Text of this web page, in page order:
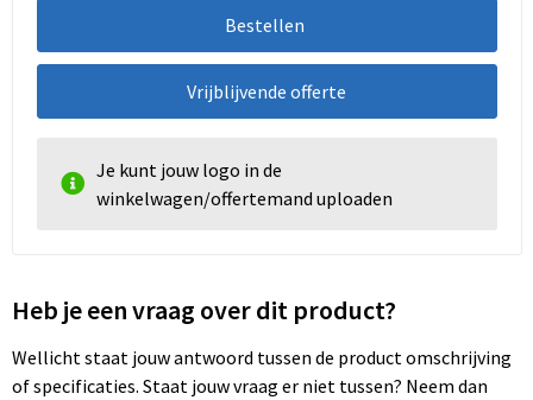
Bestellen
Vrijblijvende offerte
Je kunt jouw logo in de
winkelwagen/offertemand uploaden
Heb je een vraag over dit product?
Wellicht staat jouw antwoord tussen de product omschrijving
of specificaties. Staat jouw vraag er niet tussen? Neem dan